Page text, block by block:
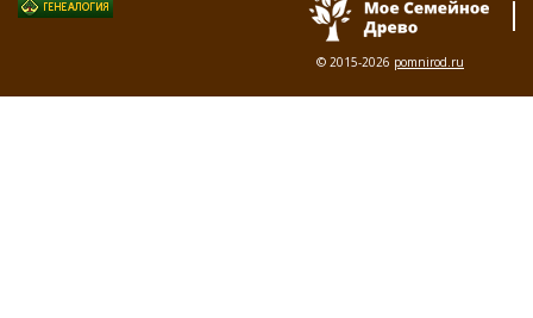
© 2015-2026 pomnirod.ru